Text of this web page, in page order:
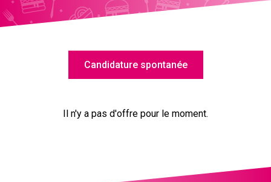
Candidature spontanée
Il n'y a pas d'offre pour le moment.